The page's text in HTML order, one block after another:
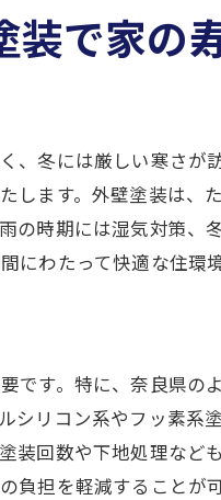
から学ぶ外壁塗装
強い家を作るための秘
期の選び方
び方と比較
スで湿気を防ぐ
外壁塗装の意義
美観維持の秘訣
でコストを削減
で家の
冬には厳しい寒さ
ます。外壁塗装は
時期には湿気対策
わたって快適な住環
す。特に、奈良県
リコン系やフッ素系
回数や下地処理な
担を軽減することが可